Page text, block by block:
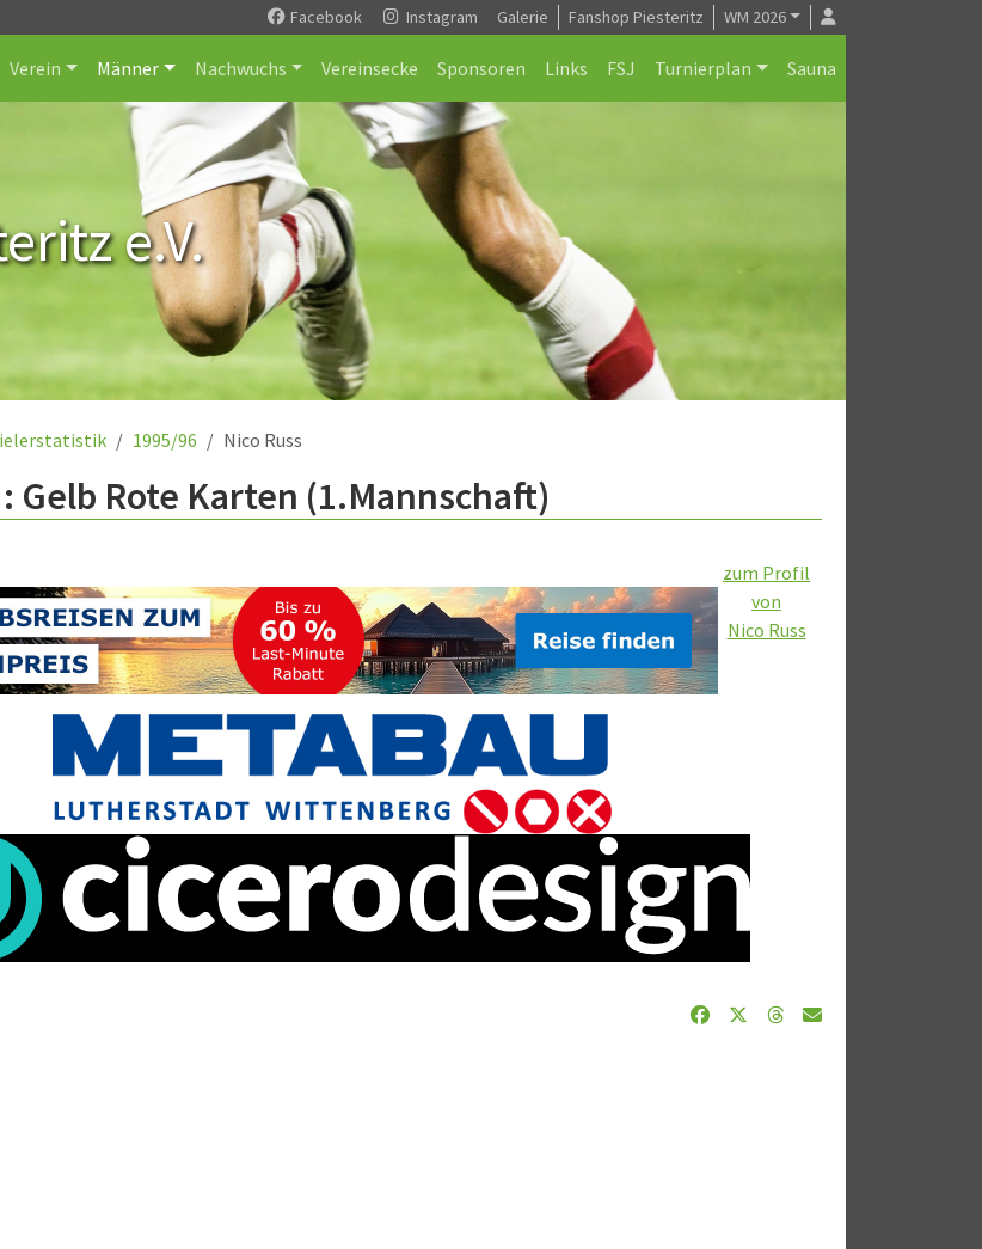
Facebook Instagram Galerie Fanshop Piesteritz WM 2026
Verein Männer Nachwuchs Vereinsecke Sponsoren Links FSJ Turnierplan Sauna
e.V.
1995/96 Nico Russ
: Gelb Rote Karten (1.Mannschaft)
zum Profil
von
Nico Russ